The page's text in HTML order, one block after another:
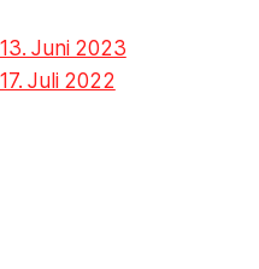
Juni 2023
Juli 2022